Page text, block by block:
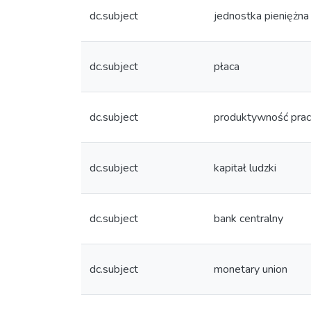
dc.subject jednostka pieniężna
dc.subject płaca
dc.subject produktywność
dc.subject kapitał ludzki
dc.subject bank centralny
dc.subject monetary union